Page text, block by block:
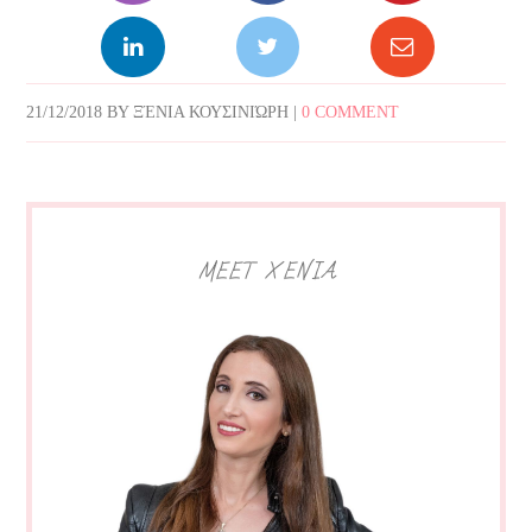
21/12/2018 BYΞΈΝΙΑ ΚΟΥΣΙΝΙΏΡΗ |0 COMMENT
MEET XENIA